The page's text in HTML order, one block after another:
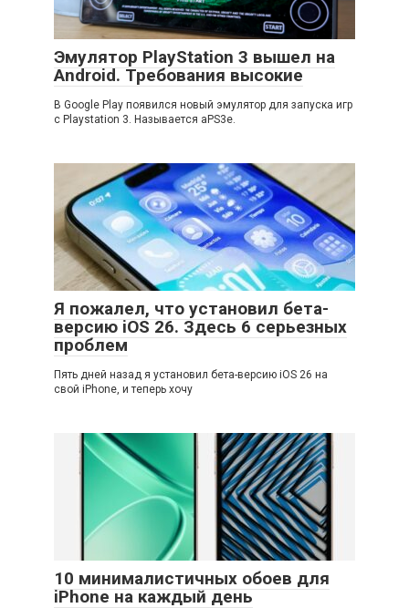
Эмулятор PlayStation 3 вышел на
Android. Требования высокие
В Google Play появился новый эмулятор для запуска игр
с Playstation 3. Называется aPS3e.
Я пожалел, что установил бета-
версию iOS 26. Здесь 6 серьезных
проблем
Пять дней назад я установил бета-версию iOS 26 на
свой iPhone, и теперь хочу
10 минималистичных обоев для
iPhone на каждый день